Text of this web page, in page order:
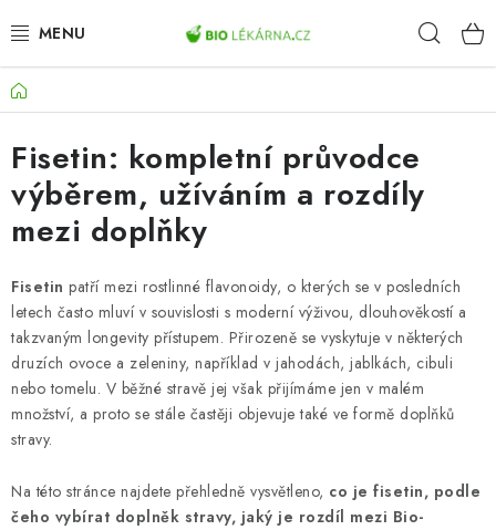
na
AKCE
DOPLŇKY STRAVY
PŘÍRODNÍ KOSMETIKA
ZDRAVÉ POTRAVINY
PŘÍSTROJE
ZDRAVOTNÍ OKRUHY
ZNAČKY
Domů
Fisetin: kompletní průvodce
výběrem, užíváním a rozdíly
mezi doplňky
Fisetin patří mezi rostlinné flavonoidy, o kterých se v posledních
letech často mluví v souvislosti s moderní výživou, dlouhověkostí a
takzvaným longevity přístupem. Přirozeně se vyskytuje v některých
druzích ovoce a zeleniny, například v jahodách, jablkách, cibuli
nebo tomelu. V běžné stravě jej však přijímáme jen v malém
množství, a proto se stále častěji objevuje také ve formě doplňků
stravy.
Na této stránce najdete přehledně vysvětleno, co je fisetin, podle
čeho vybírat doplněk stravy, jaký je rozdíl mezi Bio-